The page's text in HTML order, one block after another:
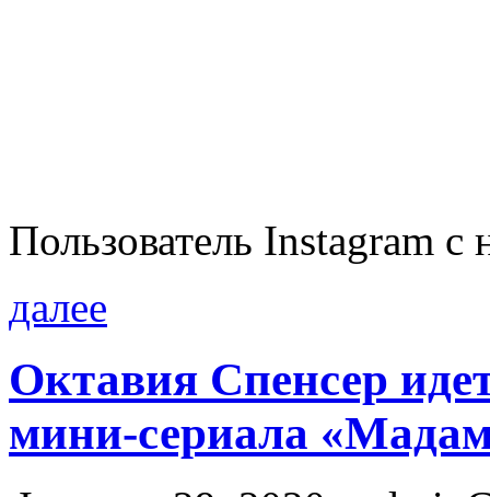
Пользователь Instagram
далее
Октавия Спенсер
мини-сериала